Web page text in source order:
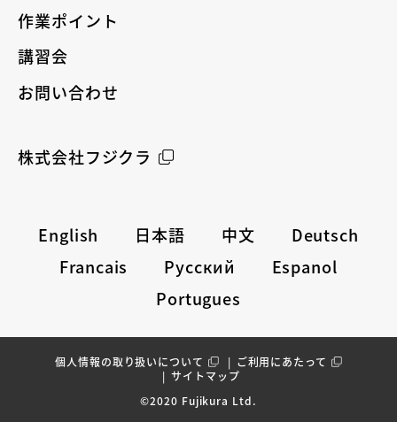
作業ポイント
講習会
お問い合わせ
株式会社フジクラ
English 日本語 中文
Deutsch
Francais
Русский
Espanol
Portugues
個人情報の取り扱いについて
ご利用にあたって
サイトマップ
©2020 Fujikura Ltd.